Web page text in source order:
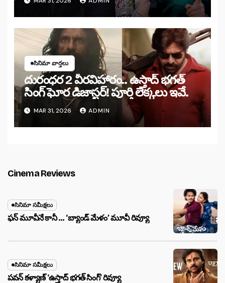
సినిమా వార్తలు
దురంధర 2 వీరవిహారం.. ఉస్తాద్ భగత్
సింగ్ ఘోర డిజాస్టర్! పూర్తి లెక్కలు ఇవే.
MAR 31, 2026 ADMIN
Cinema Reviews
సినిమా సమీక్షలు
ఫన్ మూవీనే కానీ … ‘బ్యాండ్‌ మేళం’ మూవీ రివ్యూ
సినిమా సమీక్షలు
పవన్ కళ్యాణ్ ‘ఉస్తాద్ భ‌గ‌త్ సింగ్’ రివ్యూ